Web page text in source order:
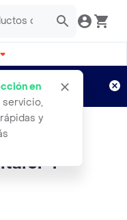
en
servicio,
y
Aplican TyC
Y
l